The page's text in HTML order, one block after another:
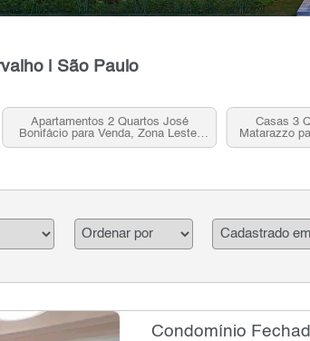
| São Paulo
Apartamentos 2 Quartos José
Bonifácio para Venda, Zona Leste,
SP
Casas 3
Matarazzo
Condomínio